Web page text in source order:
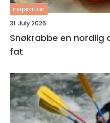
inspiration
31. July 2026
Snøkrabbe en nordlig delikatesse på norske
fat